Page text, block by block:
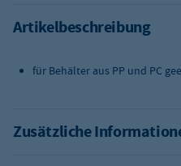
Artikelbeschreibung
für Behälter aus PP und PC
Zusätzliche